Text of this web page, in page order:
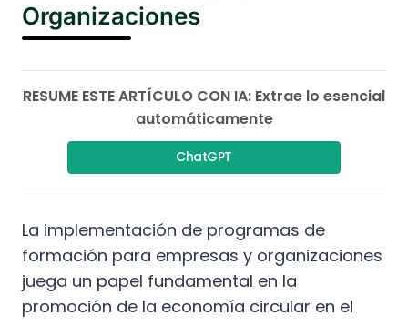
Organizaciones
RESUME ESTE ARTÍCULO CON IA: Extrae lo esencial
automáticamente
ChatGPT
La implementación de programas de
formación para empresas y organizaciones
juega un papel fundamental en la
promoción de la economía circular en el